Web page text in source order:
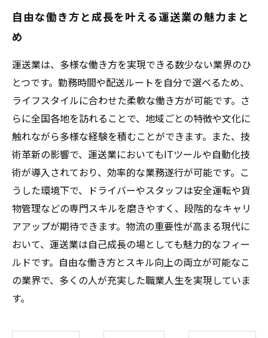
自由な働き方と成長を叶える運送業の魅力まと
め
運送業は、多様な働き方を実現できる数少ない業界のひ
とつです。勤務時間や配送ルートを自分で選べるため、
ライフスタイルに合わせた柔軟な働き方が可能です。さ
らに全国各地を訪れることで、地域ごとの特徴や文化に
触れながら多様な経験を積むことができます。また、技
術革新の影響で、運送業においてもITツールや自動化技
術が導入されており、効率的な業務遂行が可能です。こ
うした環境下で、ドライバーやスタッフは安全運転や貨
物管理などの専門スキルを磨きやすく、段階的なキャリ
アアップが期待できます。物流の重要性が高まる現代に
おいて、運送業は自己成長の場としても魅力的なフィー
ルドです。自由な働き方とスキル向上の両立が可能なこ
の業界で、多くの人が充実した職業人生を実現していま
す。